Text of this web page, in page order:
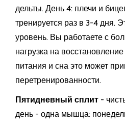
дельты. День 4: плечи и
тренируется раз в 3-4 дня.
уровень. Вы работаете с
нагрузка на
питания и сна это может
перетренированности.
Пятидневный сплит -
день - одна мышца: